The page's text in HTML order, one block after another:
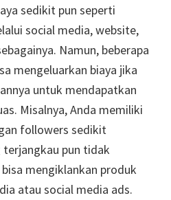
sedikit pun seperti
social media, website,
Namun, beberapa
mengeluarkan biaya jika
untuk mendapatkan
Misalnya, Anda memiliki
followers sedikit
terjangkau pun tidak
mengiklankan produk
atau social media ads.